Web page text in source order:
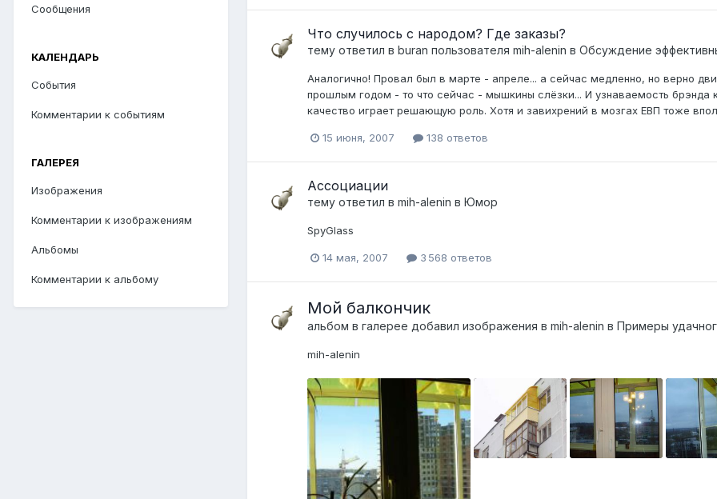
Сообщения
КАЛЕНДАРЬ
События
Комментарии к событиям
ГАЛЕРЕЯ
Изображения
Комментарии к изображениям
Альбомы
Комментарии к альбому
Что случилось с народом? Где заказы?
тему ответил в buran пользователя mih-alenin в Обсуждение
Аналогично! Провал был в марте - апреле... а сейчас медленно, но верно
прошлым годом - то что сейчас - мышкины слёзки... И узнаваемость брэнда
качество играет решающую роль. Хотя и завихрений в мозгах ЕВП тоже
15 июня, 2007 138 ответов
Ассоциации
тему ответил в mih-alenin в Юмор
SpyGlass
14 мая, 2007 3 568 ответов
Мой балкончик
альбом в галерее добавил изображения в mih-alenin в Примеры
mih-alenin